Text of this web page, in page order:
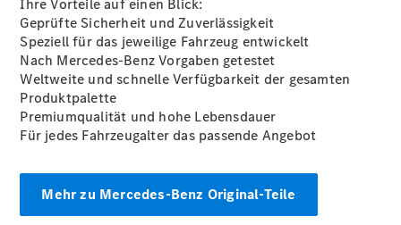
Servicetermin
buchen
Über uns
Ihre Vorteile auf einen Blick:
Geprüfte Sicherheit und Zuverlässigkeit
Speziell für das jeweilige Fahrzeug entwickelt
Nach Mercedes-Benz Vorgaben getestet
Weltweite und schnelle Verfügbarkeit der gesamten
Produktpalette
Premiumqualität und hohe Lebensdauer
Für jedes Fahrzeugalter das passende Angebot
Mehr zu Mercedes-Benz Original-Teile